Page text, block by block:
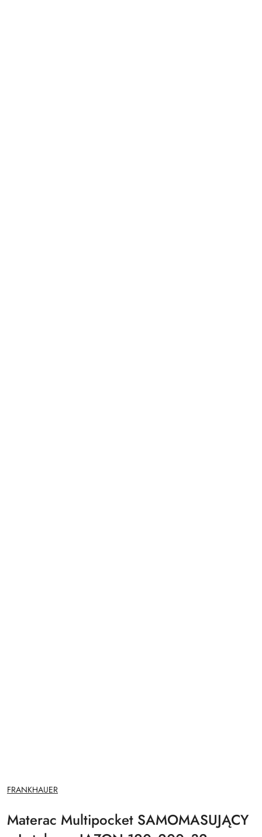
NAZWA
PRODUCENTA:
FRANKHAUER
Materac Multipocket SAMOMASUJĄCY